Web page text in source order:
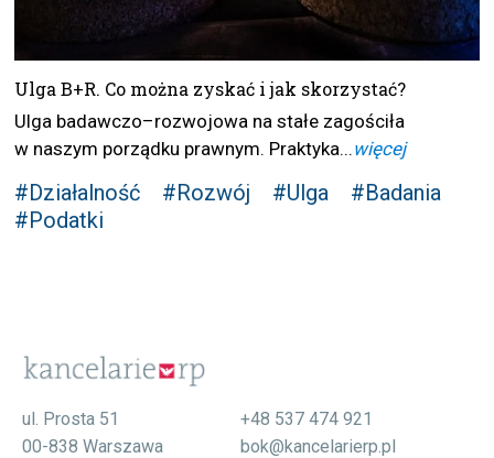
Ulga B+R. Co można zyskać i jak skorzystać?
Ulga badawczo–rozwojowa na stałe zagościła
w naszym porządku prawnym. Praktyka... więcej
#Działalność #Rozwój #Ulga
#Badania
#Podatki
ul. Prosta 51
00-838 Warszawa
+48 537 474 921
bok@kancelarierp.pl